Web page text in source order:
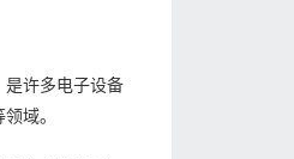
是许多电子设备
域。